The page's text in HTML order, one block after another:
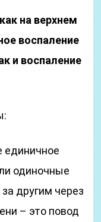
на верхнем
воспаление
и воспаление
единичное
одиночные
другим через
– это повод